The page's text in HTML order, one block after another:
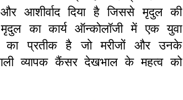
आशीर्वाद दिया है जिससे मृदुल की
का कार्य ऑन्कोलॉजी में एक युवा
का प्रतीक है जो मरीजों और उनके
व्यापक कैंसर देखभाल के महत्व को